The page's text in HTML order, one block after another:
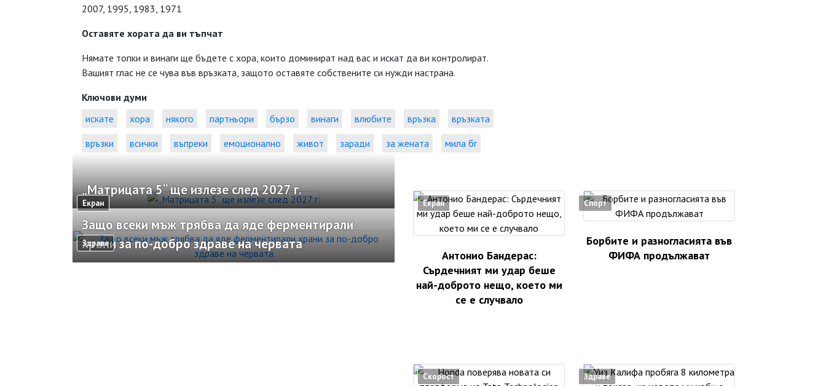
2007, 1995, 1983, 1971
Оставяте хората да ви тъпчат
Нямате топки и винаги ще бъдете с хора, които доминират над вас и искат да ви контролират.
Вашият глас не се чува във връзката, защото оставяте собствените си нужди настрана.
Ключови думи
искате
хора някого партньори бързо винаги влюбите връзка
връзката
връзки
всички въпреки емоционално живот заради за жената мила бг
Екран
„Матрицата 5“ ще излезе след 2027 г.
Здраве
Защо всеки мъж трябва да яде ферментирали
храни за по-добро здраве на червата
Екран
Антонио Бандерас:
Сърдечният ми удар беше
най-доброто нещо, което ми
се е случвало
Спорт
Борбите и разногласията във
ФИФА продължават
Скорост Здраве